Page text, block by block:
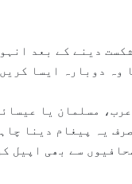
دینے کے بعد
وہ دوبارہ ایسا
مسلمان یا
یہ پیغام دینا
سے بھی اپیل